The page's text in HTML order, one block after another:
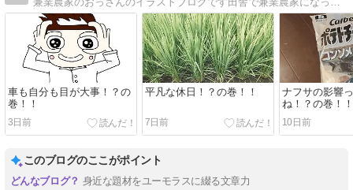
車も自分も目が大事！？の
巻！！
3日前
平凡な休日！？の巻！！
7日前
ナフサの影響
ね！？の巻！！
10日前
このブログのここがポイント
身近な題材をユーモラスに綴る文章力